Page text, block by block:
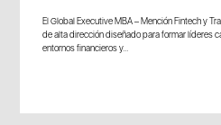
El Global Executive MBA – Mención Fintech y
de alta dirección diseñado para formar líderes
entornos financieros y...